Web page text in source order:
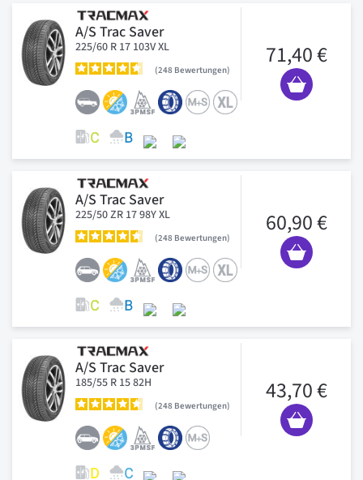
A/S Trac Saver
225/60 R 17 103V XL
248 Bewertungen
71,40 €
A/S Trac Saver
225/50 ZR 17 98Y XL
248 Bewertungen
60,90 €
A/S Trac Saver
185/55 R 15 82H
248 Bewertungen
43,70 €